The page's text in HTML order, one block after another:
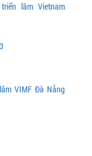
lãm Vietnam
VIMF Đà Nẵng